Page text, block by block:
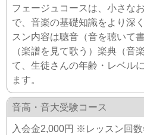
フェージュコースは、小さな
で、音楽の基礎知識をより深
スン内容は聴音（音を聴いて
（楽譜を見て歌う）楽典（音
て、生徒さんの年齢・レベル
ます。
音高・音大受験コース
入会金2,000円 ※レッスン回